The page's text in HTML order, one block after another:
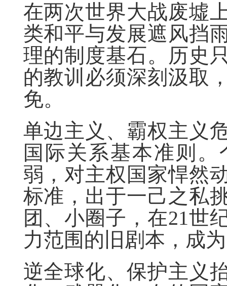
在两次世界大战废墟
类和平与发展遮风挡
理的制度基石。历史
的教训必须深刻汲取
免。
单边主义、霸权主义
国际关系基本准则
弱，对主权国家悍然
标准，出于一己之私
团、小圈子，在21世
力范围的旧剧本，成
逆全球化、保护主义